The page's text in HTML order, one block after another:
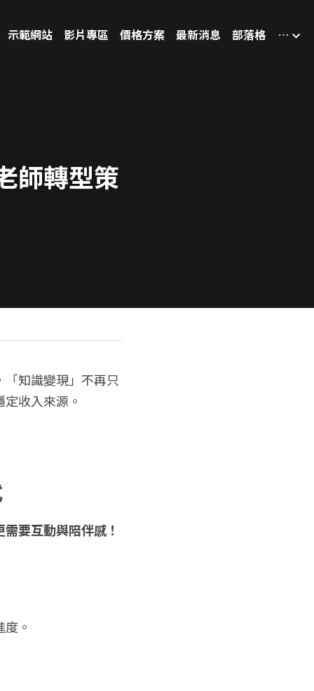
示範網站 影片專區 價格方案 最新消息 部落格 …
師轉型策
知識變現」不再只
收入來源。
要互動與陪伴感！
。